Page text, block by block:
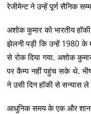
रेजीमेन्ट ने उन्हें पूर्ण सैनिक
अशोक कुमार को भारतीय
झेलनी पड़ी कि उन्हें 1980 के
से रोक दिया गया. अशोक
पर कैम्प नहीं पहुंच सके थे.
ने उसी दिन हॉकी से सन्यास ले
आधुनिक समय के एक और